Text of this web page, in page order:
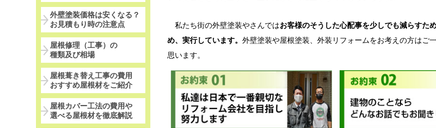
私たち街の外壁塗装やさんではお客様のそうした心配事を少しでも減らすた
め、実行しています。 外壁塗装や屋根塗装、外装リフォームをお考えの方はご
思います。
外壁塗装価格は安くなる？
お見積もり時の注意点
屋根修理（工事）の
種類及び相場
屋根葺き替え工事の費用
おすすめ屋根材をご紹介
屋根カバー工法の費用や
選べる屋根材を徹底解説